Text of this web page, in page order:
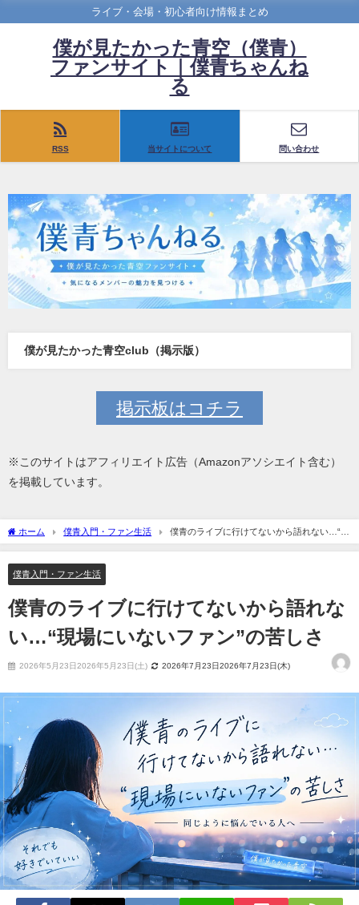
ライブ・会場・初心者向け情報まとめ
僕が見たかった青空（僕青）
ファンサイト｜僕青ちゃんね
る
RSS 当サイトについて 問い合わせ
僕が見たかった青空club（掲示版）
掲示板はコチラ
※このサイトはアフィリエイト広告（Amazonアソシエイト含む）
を掲載しています。
ホーム 僕青入門・ファン生活
僕青のライブに行けてないから語れない…“現
僕青入門・ファン生活
僕青のライブに行けてないから語れな
い…“現場にいないファン”の苦しさ
2026年5月23日2026年5月23日(土) 2026年7月23日2026年7月23日(木)